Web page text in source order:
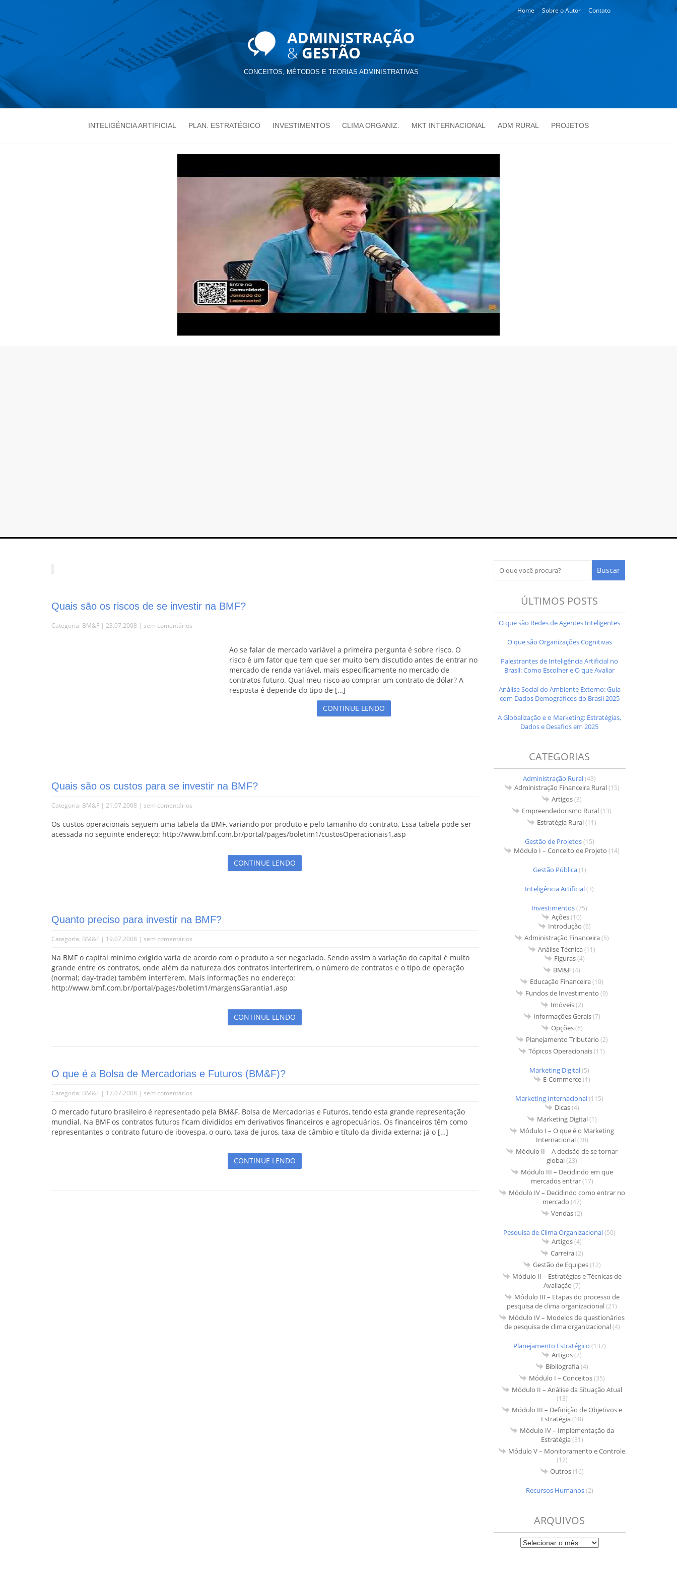
Home Sobre o Autor Contato
CONCEITOS, MÉTODOS E TEORIAS ADMINISTRATIVAS
INTELIGÊNCIA ARTIFICIAL PLAN. ESTRATÉGICO INVESTIMENTOS CLIMA ORGANIZ. MKT INTERNACIONAL ADM RURAL PROJETOS
Quais são os riscos de se investir na BMF?
Categoria: BM&F | 23.07.2008 | sem comentários
Ao se falar de mercado variável a primeira pergunta é sobre risco. O
risco é um fator que tem que ser muito bem discutido antes de entrar no
mercado de renda variável, mais especificamente no mercado de
contratos futuro. Qual meu risco ao comprar um contrato de dólar? A
resposta é depende do tipo de […]
CONTINUE LENDO
Quais são os custos para se investir na BMF?
Categoria: BM&F | 21.07.2008 | sem comentários
Os custos operacionais seguem uma tabela da BMF, variando por produto e pelo tamanho do contrato. Essa tabela pode ser
acessada no seguinte endereço: http://www.bmf.com.br/portal/pages/boletim1/custosOperacionais1.asp
CONTINUE LENDO
Quanto preciso para investir na BMF?
Categoria: BM&F | 19.07.2008 | sem comentários
Na BMF o capital mínimo exigido varia de acordo com o produto a ser negociado. Sendo assim a variação do capital é muito
grande entre os contratos, onde além da natureza dos contratos interferirem, o número de contratos e o tipo de operação
(normal; day-trade) também interferem. Mais informações no endereço:
http://www.bmf.com.br/portal/pages/boletim1/margensGarantia1.asp
CONTINUE LENDO
O que é a Bolsa de Mercadorias e Futuros (BM&F)?
Categoria: BM&F | 17.07.2008 | sem comentários
O mercado futuro brasileiro é representado pela BM&F, Bolsa de Mercadorias e Futuros, tendo esta grande representação
mundial. Na BMF os contratos futuros ficam divididos em derivativos financeiros e agropecuários. Os financeiros têm como
representantes o contrato futuro de ibovespa, o ouro, taxa de juros, taxa de câmbio e título da divida externa; já o […]
CONTINUE LENDO
ÚLTIMOS POSTS
O que são Redes de Agentes Inteligentes
O que são Organizações Cognitivas
Palestrantes de Inteligência Artificial no
Brasil: Como Escolher e O que Avaliar
Análise Social do Ambiente Externo: Guia
com Dados Demográficos do Brasil 2025
A Globalização e o Marketing: Estratégias,
Dados e Desafios em 2025
CATEGORIAS
Administração Rural(43)
Administração Financeira Rural(15)
Artigos(3)
Empreendedorismo Rural(13)
Estratégia Rural(11)
Gestão de Projetos(15)
Módulo I – Conceito de Projeto (14)
Gestão Pública(1)
Inteligência Artificial(3)
Investimentos(75)
Ações(10)
Introdução (6)
Administração Financeira(5)
Análise Técnica(11)
Figuras(4)
BM&F(4)
Educação Financeira(10)
Fundos de Investimento (9)
Imóveis(2)
Informações Gerais(7)
Opções(6)
Planejamento Tributário (2)
Tópicos Operacionais(11)
Marketing Digital(5)
E-Commerce(1)
Marketing Internacional(115)
Dicas(4)
Marketing Digital(1)
Módulo I – O que é o Marketing
Internacional(20)
Módulo II – A decisão de se tornar
global(23)
Módulo III – Decidindo em que
mercados entrar(17)
Módulo IV – Decidindo como entrar no
mercado (47)
Vendas(2)
Pesquisa de Clima Organizacional(50)
Artigos(4)
Carreira(2)
Gestão de Equipes(12)
Módulo II – Estratégias e Técnicas de
Avaliação (7)
Módulo III – Etapas do processo de
pesquisa de clima organizacional(21)
Módulo IV – Modelos de questionários
de pesquisa de clima organizacional(4)
Planejamento Estratégico (137)
Artigos(7)
Bibliografia(4)
Módulo I – Conceitos(35)
Módulo II – Análise da Situação Atual
(13)
Módulo III – Definição de Objetivos e
Estratégia(18)
Módulo IV – Implementação da
Estratégia(31)
Módulo V – Monitoramento e Controle
(12)
Outros(16)
Recursos Humanos(2)
ARQUIVOS